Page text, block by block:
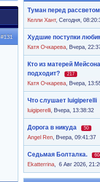
Туман перед
Келли Хант, Сегодня,
Худшие поступки
Катя Очкарева Вчера,
Кто из матерей
подходит?
217
Катя Очкарева Вчера,
Что слушает luigiperelli
luigiperelli Вчера, 13:38:32
Дорога в никуда 50
Angel Ren Вчера, 09:41:37
Седьмая Болталка.
Ekatterrina 6 Авг 2026,
#131